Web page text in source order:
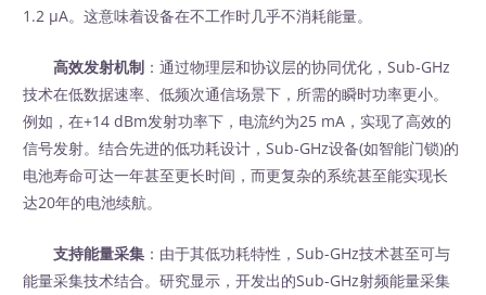
1.2 μA。这意味着设备在不工作时几乎不消耗能量。
高效发射机制 ：通过物理层和协议层的协同优化，Sub-GHz
技术在低数据速率、低频次通信场景下，所需的瞬时功率更小。
例如，在+14 dBm发射功率下，电流约为25 mA，实现了高效的
信号发射。结合先进的低功耗设计，Sub-GHz设备(如智能门锁)的
电池寿命可达一年甚至更长时间，而更复杂的系统甚至能实现长
达20年的电池续航。
支持能量采集 ：由于其低功耗特性，Sub-GHz技术甚至可与
能量采集技术结合。研究显示，开发出的Sub-GHz射频能量采集